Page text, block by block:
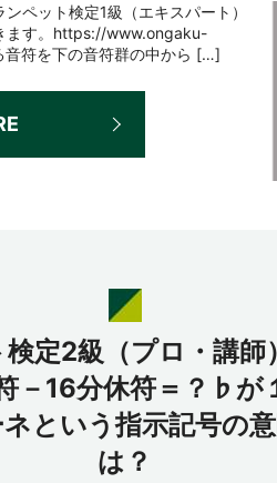
ペット検定1級（エキスパート）
ます。https://www.ongaku-
符を下の音符群の中から […]
検定2級（プロ・講
－16分休符＝？♭が
という指示記号の
は？